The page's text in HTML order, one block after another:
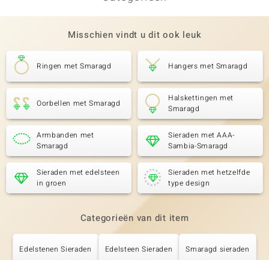
Misschien vindt u dit ook leuk
Ringen met Smaragd Hangers met Smaragd
Oorbellen met Smaragd
Halskettingen met
Smaragd
Armbanden met
Smaragd
Sieraden met AAA-
Sambia-Smaragd
Sieraden met edelsteen
in groen
Sieraden met hetzelfde
type design
Categorieën van dit item
Edelstenen Sieraden Edelsteen Sieraden Smaragd sieraden